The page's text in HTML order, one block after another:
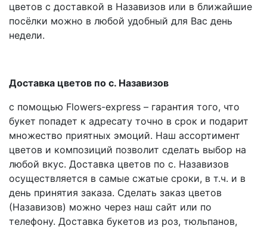
цветов с доставкой в Назавизов или в ближайшие
посёлки можно в любой удобный для Вас день
недели.
Доставка цветов по с. Назавизов
с помощью Flowers-express – гарантия того, что
букет попадет к адресату точно в срок и подарит
множество приятных эмоций. Наш ассортимент
цветов и композиций позволит сделать выбор на
любой вкус. Доставка цветов по с. Назавизов
осуществляется в самые сжатые сроки, в т.ч. и в
день принятия заказа. Сделать заказ цветов
(Назавизов) можно через наш сайт или по
телефону. Доставка букетов из роз, тюльпанов,